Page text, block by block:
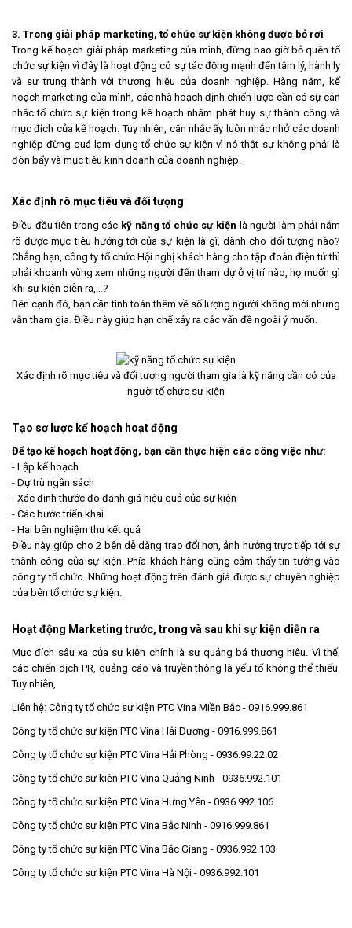
3. Trong giải pháp marketing, tổ chức sự kiện không được bỏ rơi
Trong kế hoạch giải pháp marketing của mình, đừng bao giờ bỏ quên tổ
chức sự kiện vì đây là hoạt động có sự tác động mạnh đến tâm lý, hành ly
và sự trung thành với thương hiệu của doanh nghiệp. Hàng năm, kế
hoạch marketing của mình, các nhà hoạch định chiến lược cần có sự cân
nhắc tổ chức sự kiện trong kế hoạch nhằm phát huy sự thành công và
mục đích của kế hoạch. Tuy nhiên, cân nhắc ấy luôn nhắc nhở các doanh
nghiệp đừng quá lạm dụng tổ chức sự kiện vì nó thật sự không phải là
đòn bẩy và mục tiêu kinh doanh của doanh nghiệp.
Xác định rõ mục tiêu và đối tượng
Điều đầu tiên trong các kỹ năng tổ chức sự kiện là người làm phải nắm
rõ được mục tiêu hướng tới của sự kiện là gì, dành cho đối tượng nào?
Chẳng hạn, công ty tổ chức Hội nghị khách hàng cho tập đoàn điện tử thì
phải khoanh vùng xem những người đến tham dự ở vị trí nào, họ muốn gì
khi sự kiện diễn ra,…?
Bên cạnh đó, bạn cần tính toán thêm về số lượng người không mời nhưng
vẫn tham gia. Điều này giúp hạn chế xảy ra các vấn đề ngoài ý muốn.
Xác định rõ mục tiêu và đối tượng người tham gia là kỹ năng cần có của
người tổ chức sự kiện
Tạo sơ lược kế hoạch hoạt động
Để tạo kế hoạch hoạt động, bạn cần thực hiện các công việc như:
- Lập kế hoạch
- Dự trù ngân sách
- Xác định thước đo đánh giá hiệu quả của sự kiện
- Các bước triển khai
- Hai bên nghiệm thu kết quả
Điều này giúp cho 2 bên dễ dàng trao đổi hơn, ảnh hưởng trực tiếp tới sự
thành công của sự kiện. Phía khách hàng cũng cảm thấy tin tưởng vào
công ty tổ chức. Những hoạt động trên đánh giá được sự chuyên nghiệp
của bên tổ chức sự kiện.
Hoạt động Marketing trước, trong và sau khi sự kiện diễn ra
Mục đích sâu xa của sự kiện chính là sự quảng bá thương hiệu. Vì thế,
các chiến dịch PR, quảng cáo và truyền thông là yếu tố không thể thiếu.
Tuy nhiên,
Liên hệ: Công ty tổ chức sự kiện PTC Vina Miền Bắc - 0916.999.861
Công ty tổ chức sự kiện PTC Vina Hải Dương - 0916.999.861
Công ty tổ chức sự kiện PTC Vina Hải Phòng - 0936.99.22.02
Công ty tổ chức sự kiện PTC Vina Quảng Ninh - 0936.992.101
Công ty tổ chức sự kiện PTC Vina Hưng Yên - 0936.992.106
Công ty tổ chức sự kiện PTC Vina Bắc Ninh - 0916.999.861
Công ty tổ chức sự kiện PTC Vina Bắc Giang - 0936.992.103
Công ty tổ chức sự kiện PTC Vina Hà Nội - 0936.992.101